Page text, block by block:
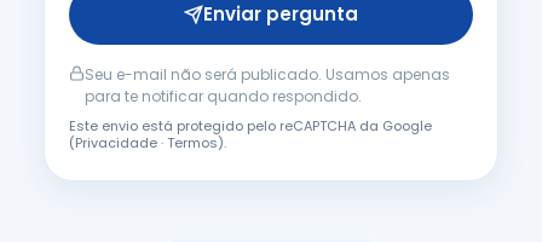
Enviar pergunta
Seu e-mail não será publicado. Usamos apenas
para te notificar quando respondido.
Este envio está protegido pelo reCAPTCHA da Google
(Privacidade·Termos).